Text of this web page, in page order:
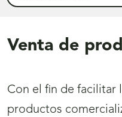
Venta de
Con el fin de facilitar
productos